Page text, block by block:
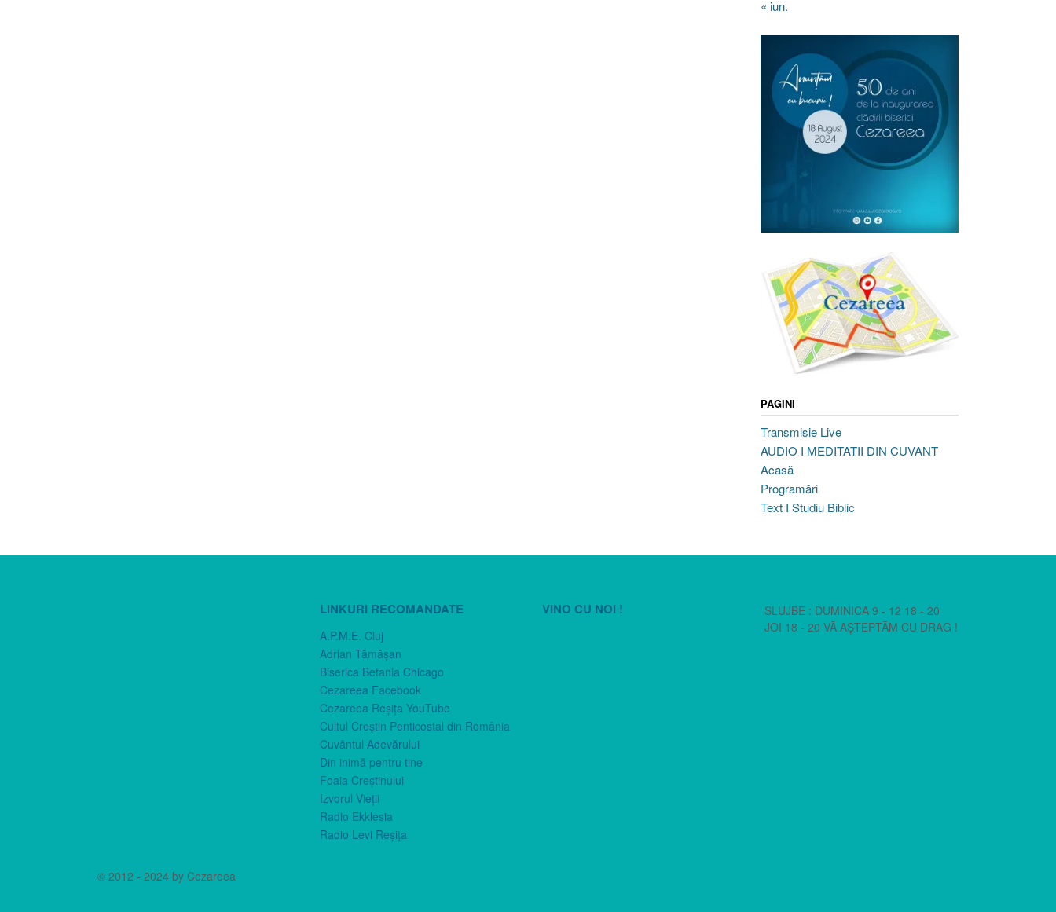
« iun.
PAGINI
Transmisie Live
AUDIO I MEDITATII DIN CUVANT
Acasă
Programări
Text I Studiu Biblic
LINKURI RECOMANDATE
A.P.M.E. Cluj
Adrian Tămăşan
Biserica Betania Chicago
Cezareea Facebook
Cezareea Reşiţa YouTube
Cultul Creştin Penticostal din România
Cuvântul Adevărului
Din inimă pentru tine
Foaia Creştinului
Izvorul Vieţii
Radio Ekklesia
Radio Levi Reşiţa
VINO CU NOI !
SLUJBE : DUMINICA 9 - 12 18 - 20
JOI 18 - 20 VĂ AȘTEPTĂM CU DRAG !
© 2012 - 2024 by Cezareea